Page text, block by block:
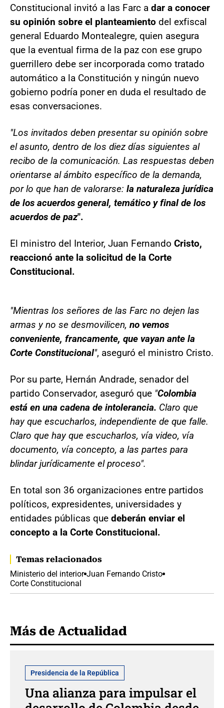
Constitucional invitó a las Farc a dar a conocer
su opinión sobre el planteamiento del exfiscal
general Eduardo Montealegre, quien asegura
que la eventual firma de la paz con ese grupo
guerrillero debe ser incorporada como tratado
automático a la Constitución y ningún nuevo
gobierno podría poner en duda el resultado de
esas conversaciones.
"Los invitados deben presentar su opinión sobre
el asunto, dentro de los diez días siguientes al
recibo de la comunicación. Las respuestas deben
orientarse al ámbito específico de la demanda,
por lo que han de valorarse: la naturaleza jurídica
de los acuerdos general, temático y final de los
acuerdos de paz".
El ministro del Interior, Juan Fernando Cristo,
reaccionó ante la solicitud de la Corte
Constitucional.
"Mientras los señores de las Farc no dejen las
armas y no se desmovilicen, no vemos
conveniente, francamente, que vayan ante la
Corte Constitucional", aseguró el ministro Cristo.
Por su parte, Hernán Andrade, senador del
partido Conservador, aseguró que "Colombia
está en una cadena de intolerancia. Claro que
hay que escucharlos, independiente de que falle.
Claro que hay que escucharlos, vía video, vía
documento, vía concepto, a las partes para
blindar jurídicamente el proceso".
En total son 36 organizaciones entre partidos
políticos, expresidentes, universidades y
entidades públicas que deberán enviar el
concepto a la Corte Constitucional.
Temas relacionados
Ministerio del interior Juan Fernando Cristo
Corte Constitucional
Más de Actualidad
Presidencia de la República
Una alianza para impulsar el